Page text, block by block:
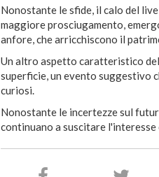
Nonostante le sfide, il calo del
maggiore prosciugamento,
anfore, che arricchiscono il
Un altro aspetto caratteristico del
superficie, un evento suggestivo
curiosi.
Nonostante le incertezze sul
continuano a suscitare